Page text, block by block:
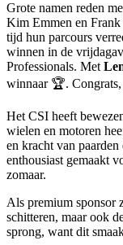
Grote namen reden
Kim Emmen en
tijd hun parcours
winnen in de
Professionals. Met
winnaar 🏆.
Het CSI heeft
wielen en motoren
en kracht van
enthousiast gemaakt
zomaar.
Als premium sponsor
schitteren, maar ook
sprong, want dit